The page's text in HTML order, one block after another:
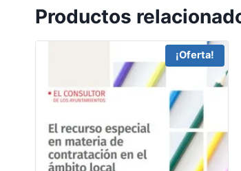
Productos
¡Oferta!